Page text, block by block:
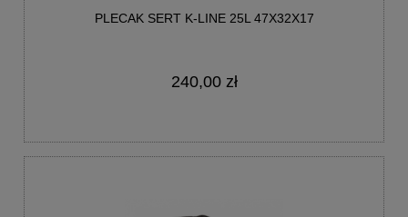
PLECAK SERT K-LINE 25L 47X32X17
240,00 zł